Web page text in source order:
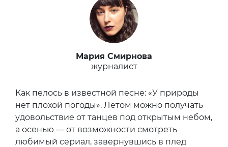
Мария Смирнова
журналист
Как пелось в известной песне: «У природы
нет плохой погоды». Летом можно получать
удовольствие от танцев под открытым небом,
а осенью — от возможности смотреть
любимый сериал, завернувшись в плед